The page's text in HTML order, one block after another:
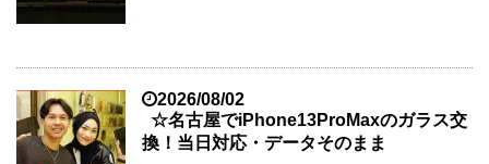
2026/08/02
☆名古屋でiPhone13ProMaxのガラス交
換！当日対応・データそのまま